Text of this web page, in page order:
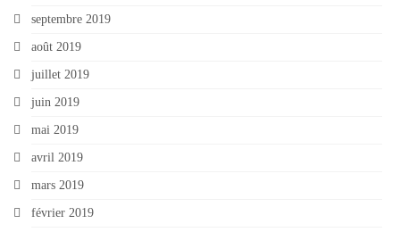
septembre 2019
août 2019
juillet 2019
juin 2019
mai 2019
avril 2019
mars 2019
février 2019